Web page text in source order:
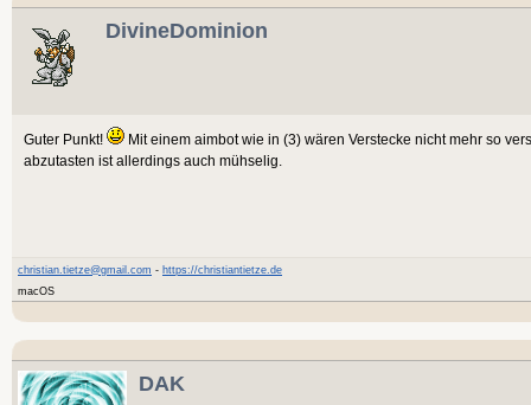
DivineDominion
Guter Punkt!
Mit einem aimbot wie in (3) wären Verstecke nicht mehr so
abzutasten ist allerdings auch mühselig.
christian.tietze@gmail.com - https://christiantietze.de
macOS
DAK